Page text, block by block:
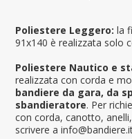
Poliestere Leggero: la
91x140 è realizzata solo
Poliestere Nautico e
realizzata con corda e
bandiere da gara, da
sbandieratore. Per
con corda, canotto,
scrivere a